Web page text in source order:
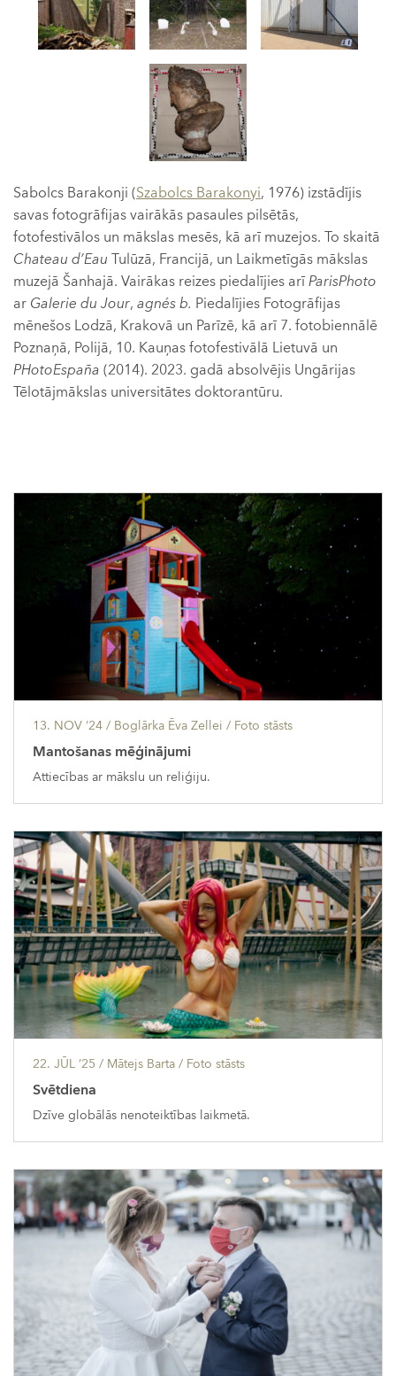
Sabolcs Barakonji (Szabolcs Barakonyi, 1976) izstādījis
savas fotogrāfijas vairākās pasaules pilsētās,
fotofestivālos un mākslas mesēs, kā arī muzejos. To skaitā
Chateau d’Eau Tulūzā, Francijā, un Laikmetīgās mākslas
muzejā Šanhajā. Vairākas reizes piedalījies arīParisPhoto
ar Galerie du Jour, agnés b. Piedalījies Fotogrāfijas
mēnešos Lodzā, Krakovā un Parīzē, kā arī 7. fotobiennālē
Poznaņā, Polijā, 10. Kauņas fotofestivālā Lietuvā un
PHotoEspaña (2014). 2023. gadā absolvējis Ungārijas
Tēlotājmākslas universitātes doktorantūru.
13. NOV ’24 / Boglārka Ēva Zellei / Foto stāsts
Mantošanas mēģinājumi
Attiecības ar mākslu un reliģiju.
22. JŪL ’25 / Mātejs Barta / Foto stāsts
Svētdiena
Dzīve globālās nenoteiktības laikmetā.